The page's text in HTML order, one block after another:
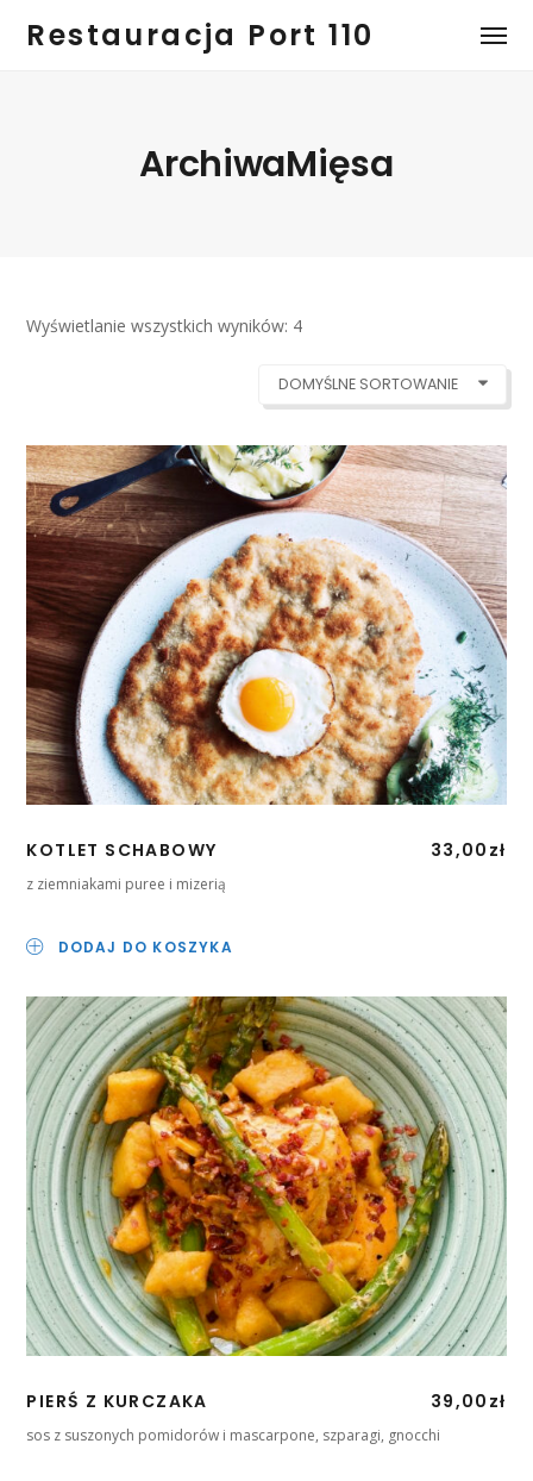
Restauracja Port 110
ArchiwaMięsa
Wyświetlanie wszystkich wyników: 4
DOMYŚLNE SORTOWANIE
KOTLET SCHABOWY 33,00 zł
z ziemniakami puree i mizerią
DODAJ DO KOSZYKA
PIERŚ Z KURCZAKA 39,00 zł
sos z suszonych pomidorów i mascarpone, szparagi, gnocchi